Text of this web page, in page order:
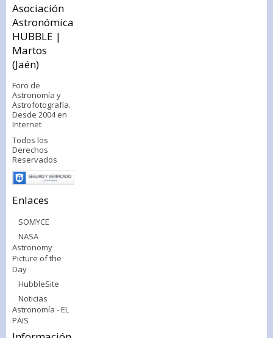
Asociación
Astronómica
HUBBLE |
Martos
(Jaén)
Foro de
Astronomía y
Astrofotografía.
Desde 2004 en
Internet
Todos los
Derechos
Reservados
Enlaces
SOMYCE
NASA
Astronomy
Picture of the
Day
HubbleSite
Noticias
Astronomía - EL
PAIS